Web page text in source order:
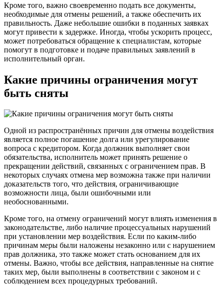
Кроме того, важно своевременно подать все документы,
необходимые для отмены решений, а также обеспечить их
правильность. Даже небольшие ошибки в поданных заявках
могут привести к задержке. Иногда, чтобы ускорить процесс,
может потребоваться обращение к специалистам, которые
помогут в подготовке и подаче правильных заявлений в
исполнительный орган.
Какие причины ограничения могут
быть сняты
Одной из распространённых причин для отмены воздействия
является полное погашение долга или урегулирование
вопроса с кредитором. Когда должник выполняет свои
обязательства, исполнитель может принять решение о
прекращении действий, связанных с ограничением прав. В
некоторых случаях отмена мер возможна также при наличии
доказательств того, что действия, ограничивающие
возможности лица, были ошибочными или
необоснованными.
Кроме того, на отмену ограничений могут влиять изменения в
законодательстве, либо наличие процессуальных нарушений
при установлении мер воздействия. Если по каким-либо
причинам меры были наложены незаконно или с нарушением
прав должника, это также может стать основанием для их
отмены. Важно, чтобы все действия, направленные на снятие
таких мер, были выполнены в соответствии с законом и с
соблюдением всех процедурных требований.